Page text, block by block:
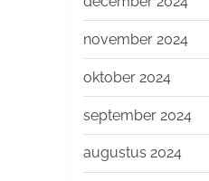
november 2024
oktober 2024
september 2024
augustus 2024